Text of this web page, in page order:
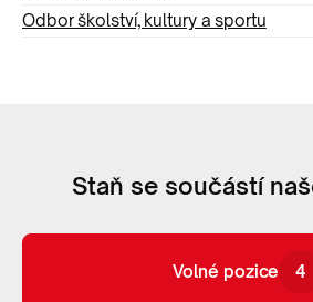
Odbor školství, kultury a sportu
Staň se součástí
Volné pozice 4